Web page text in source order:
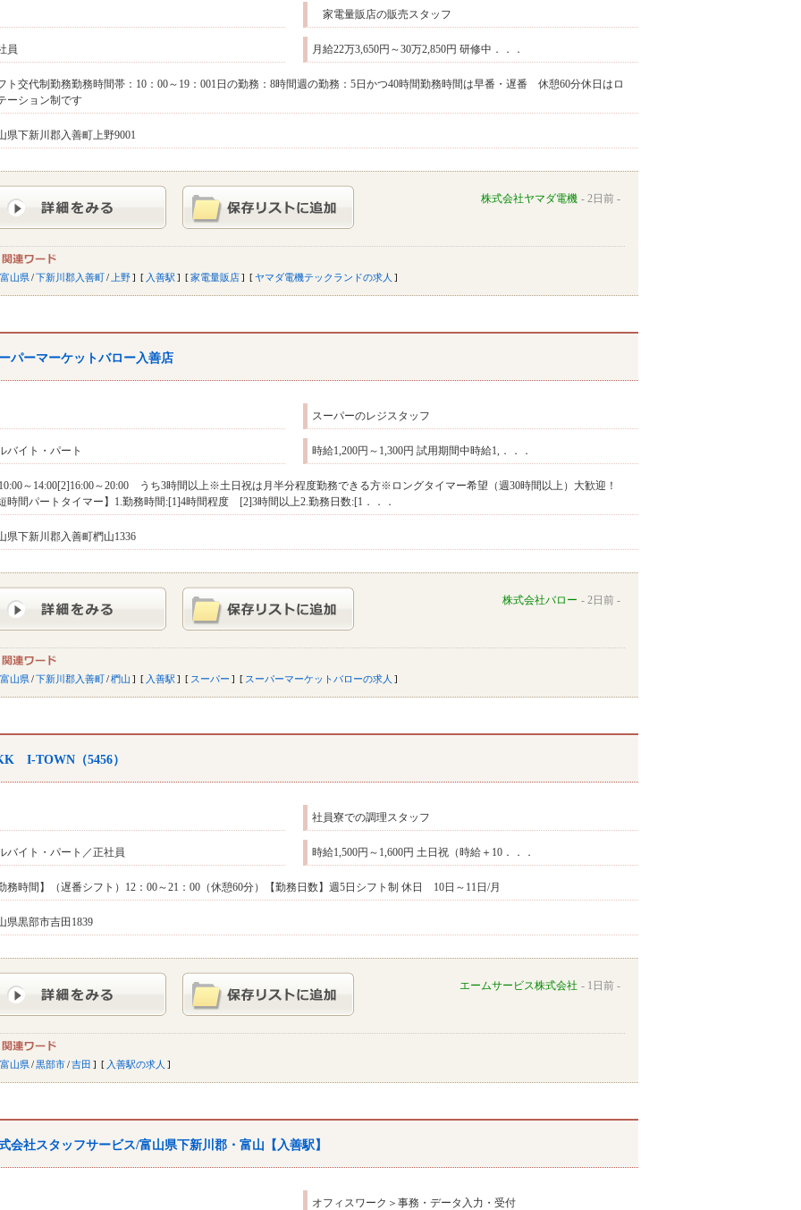
家電量販店の販売スタッフ
員 月給22万3,650円～30万2,850円 研修中．．．
ト交代制勤務勤務時間帯：10：00～19：001日の勤務：8時間週の勤務：5日かつ40時間勤務時間は早番・遅番 休憩60分休日はロ
ーション制です
県下新川郡入善町上野9001
株式会社ヤマダ電機 2日前
富山県/下新川郡入善町/ 上野 入善駅 家電量販店 ヤマダ電機テックランドの求人
パーマーケットバロー入善店
スーパーのレジスタッフ
バイト・パート 時給1,200円～1,300円 試用期間中時給1,．．．
～14:00[2]16:00～20:00 うち3時間以上※土日祝は月半分程度勤務できる方※ロングタイマー希望（週30時間以上）大歓迎！
短時間パートタイマー】1.勤務時間:[1]4時間程度 [2]3時間以上2.勤務日数:[1．．．
県下新川郡入善町椚山1336
株式会社バロー 2日前
富山県/下新川郡入善町/椚山 入善駅 スーパー スーパーマーケットバローの求人
I-TOWN（5456）
社員寮での調理スタッフ
バイト・パート／正社員 時給1,500円～1,600円 土日祝（時給＋10．．．
勤務時間】（遅番シフト）12：00～21：00（休憩60分）【勤務日数】週5日シフト制 休日 10日～11日/月
県黒部市吉田1839
エームサービス株式会社 1日前
富山県/黒部市/吉田 入善駅の求人
会社スタッフサービス/富山県下新川郡・富山【入善駅】
オフィスワーク＞事務・データ入力・受付